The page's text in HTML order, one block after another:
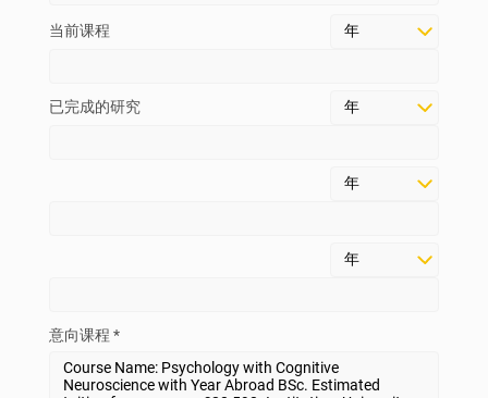
当前课程
已完成的研究
意向课程 *